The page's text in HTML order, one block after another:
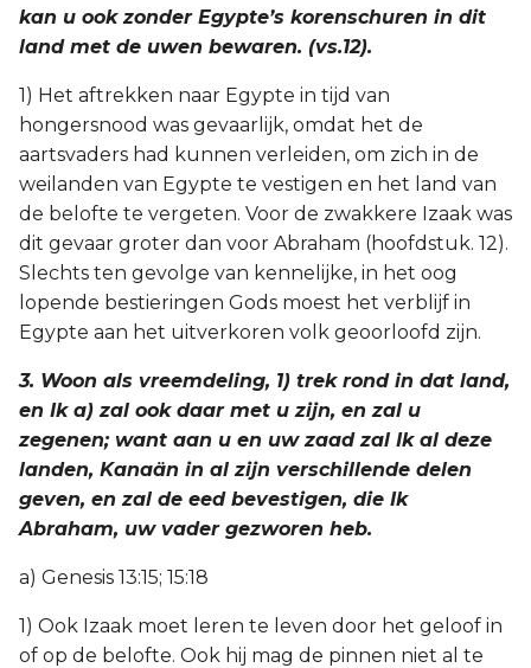
kan u ook zonder Egypte’s korenschuren in dit
land met de uwen bewaren. (vs.12).
1) Het aftrekken naar Egypte in tijd van
hongersnood was gevaarlijk, omdat het de
aartsvaders had kunnen verleiden, om zich in de
weilanden van Egypte te vestigen en het land van
de belofte te vergeten. Voor de zwakkere Izaak was
dit gevaar groter dan voor Abraham (hoofdstuk. 12).
Slechts ten gevolge van kennelijke, in het oog
lopende bestieringen Gods moest het verblijf in
Egypte aan het uitverkoren volk geoorloofd zijn.
3. Woon als vreemdeling, 1) trek rond in dat land,
en Ik a) zal ook daar met u zijn, en zal u
zegenen; want aan u en uw zaad zal Ik al deze
landen, Kanaän in al zijn verschillende delen
geven, en zal de eed bevestigen, die Ik
Abraham, uw vader gezworen heb.
a) Genesis 13:15; 15:18
1) Ook Izaak moet leren te leven door het geloof in
of op de belofte. Ook hij mag de pinnen niet al te